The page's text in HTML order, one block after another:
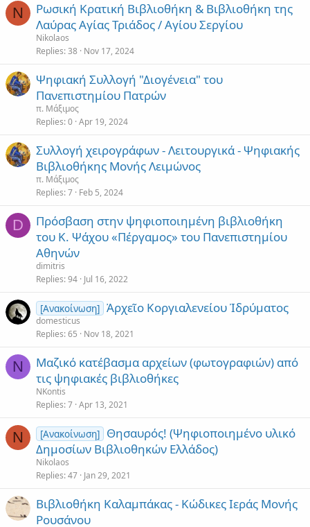
N
Ρωσική Κρατική Βιβλιοθήκη & Βιβλιοθήκη της
Λαύρας Αγίας Τριάδος / Αγίου Σεργίου
Nikolaos
Replies 38 Nov 17, 2024
Ψηφιακή Συλλογή "Διογένεια" του
Πανεπιστημίου Πατρών
π. Μάξιμος
Replies 0 Apr 19, 2024
Συλλογή χειρογράφων - Λειτουργικά - Ψηφιακής
Βιβλιοθήκης Μονής Λειμώνος
π. Μάξιμος
Replies 7 Feb 5, 2024
D
Πρόσβαση στην ψηφιοποιημένη βιβλιοθήκη
του Κ. Ψάχου «Πέργαμος» του Πανεπιστημίου
Αθηνών
dimitris
Replies 94 Jul 16, 2022
[Ανακοίνωση] Ἀρχεῖο Κοργιαλενείου Ἰδρύματος
domesticus
Replies 65 Nov 18, 2021
N
Μαζικό κατέβασμα αρχείων (φωτογραφιών) από
τις ψηφιακές βιβλιοθήκες
NKontis
Replies 7 Apr 13, 2021
N [Ανακοίνωση] Θησαυρός! (Ψηφιοποιημένο υλικό
Δημοσίων Βιβλιοθηκών Ελλάδος)
Nikolaos
Replies 47 Jan 29, 2021
Βιβλιοθήκη Καλαμπάκας - Κώδικες Ιεράς Μονής
Ρουσάνου